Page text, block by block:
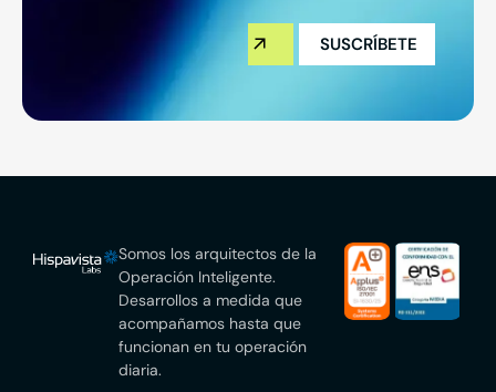
Somos los arquitectos de la
Operación Inteligente.
Desarrollos a medida que
acompañamos hasta que
funcionan en tu operación
diaria.